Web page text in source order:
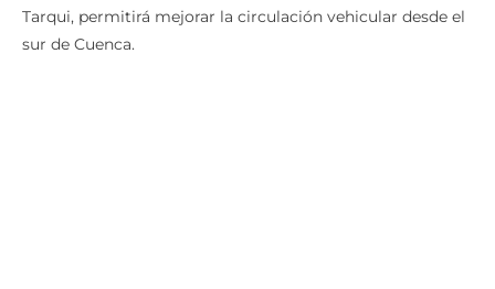
Tarqui, permitirá mejorar la circulación vehicular desde el
sur de Cuenca.